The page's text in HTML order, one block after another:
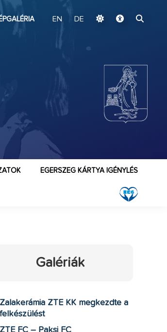
EN DE
EGERSZEG KÁRTYA IGÉNYLÉS
Galériák
Zalakerámia ZTE KK megkezdte a
felkészülést
ZTE FC – Paksi FC